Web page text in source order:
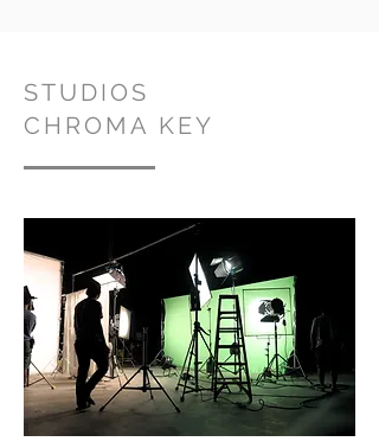
STUDIOS
CHROMA KEY